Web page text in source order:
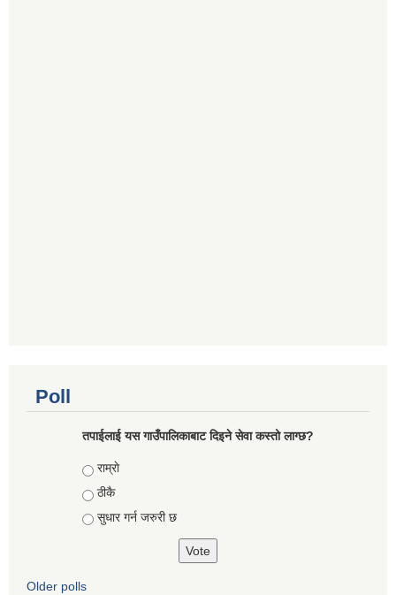
Poll
तपाईलाई यस गाउँपालिकाबाट दिइने सेवा कस्तो लाग्छ?
Choices
राम्राे
ठीकै
सुधार गर्न जरुरी छ
Older polls